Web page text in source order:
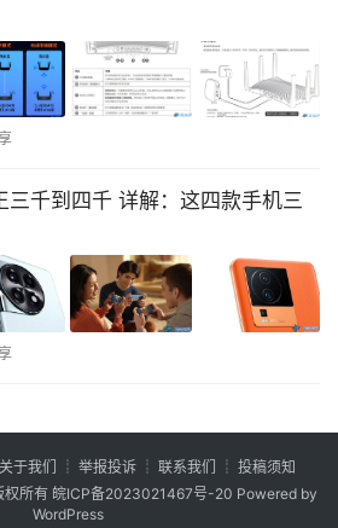
千到四千 详解：这四款手机三
关于我们 ┊ 举报投诉 ┊ 联系我们 ┊ 投稿须知
权所有 皖ICP备2023021467号-20 Powered by
WordPress